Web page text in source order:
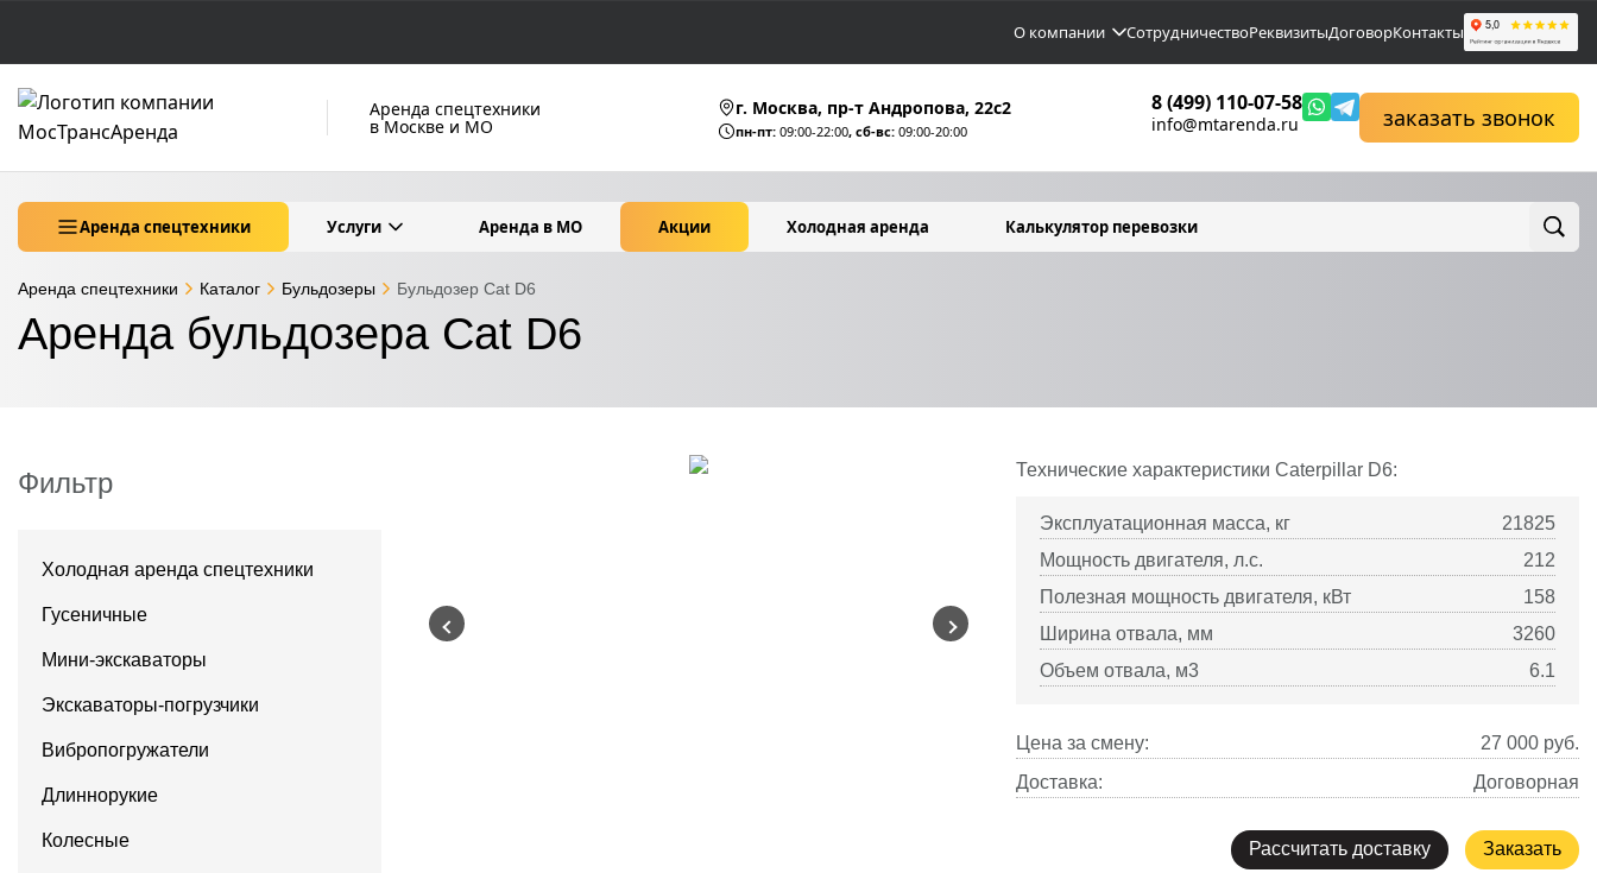
О компании СотрудничествоРеквизитыДоговорКонтакты
Аренда спецтехники
в Москве и МО
г. Москва, пр-т Андропова, 22c2
пн-пт: 09:00-22:00, сб-вс: 09:00-20:00
8 (499) 110-07-58
info@mtarenda.ru заказать звонок
Аренда спецтехники Услуги Аренда в МО Акции Холодная аренда Калькулятор перевозки
Аренда бульдозера Cat D6
Аренда спецтехники Каталог Бульдозеры Бульдозер Cat D6
Фильтр
Холодная аренда спецтехники
Гусеничные
Мини-экскаваторы
Экскаваторы-погрузчики
Вибропогружатели
Длиннорукие
Колесные
Технические характеристики Caterpillar D6:
Эксплуатационная масса, кг
21825
Мощность двигателя, л.с.
212
Полезная мощность двигателя, кВт
158
Ширина отвала, мм
3260
Объем отвала, м3
6.1
Цена за смену: 27 000 руб.
Доставка:
Договорная
Рассчитать доставку Заказать